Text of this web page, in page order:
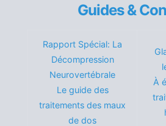
Guides &
Rapport Spécial: La
Décompression
Neurovertébrale
Le guide des
traitements des maux
de dos
À